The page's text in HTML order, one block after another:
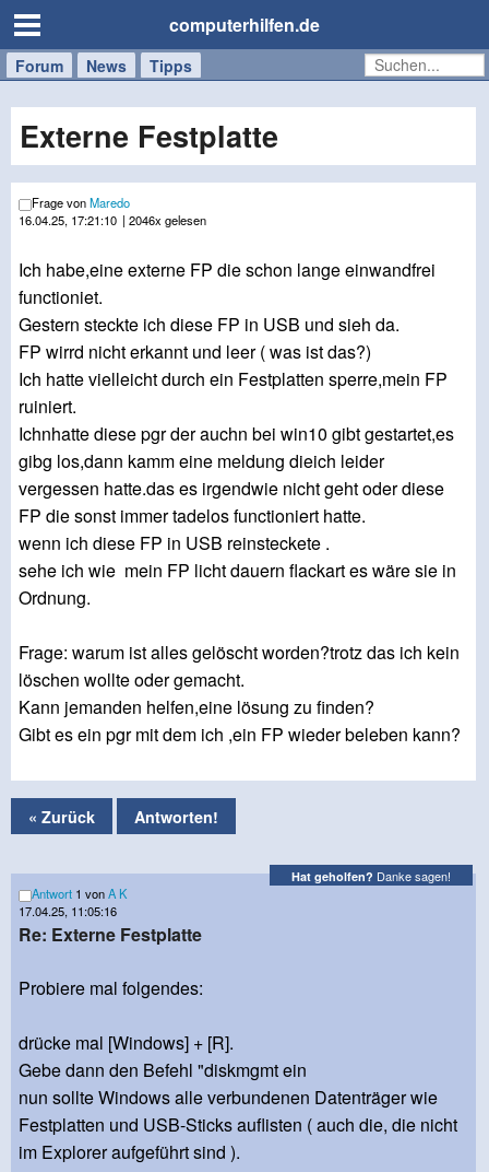
computerhilfen.de
Forum News Tipps
Handy
Tablet
Windows
Mac
Externe Festplatte
Frage vonMaredo
16.04.25, 17:21:10 | 2046x gelesen
Ich habe,eine externe FP die schon lange einwandfrei
functioniet.
Gestern steckte ich diese FP in USB und sieh da.
FP wirrd nicht erkannt und leer ( was ist das?)
Ich hatte vielleicht durch ein Festplatten sperre,mein FP
ruiniert.
Ichnhatte diese pgr der auchn bei win10 gibt gestartet,es
gibg los,dann kamm eine meldung dieich leider
vergessen hatte.das es irgendwie nicht geht oder diese
FP die sonst immer tadelos functioniert hatte.
wenn ich diese FP in USB reinsteckete .
sehe ich wie mein FP licht dauern flackart es wäre sie in
Ordnung.
Frage: warum ist alles gelöscht worden?trotz das ich kein
löschen wollte oder gemacht.
Kann jemanden helfen,eine lösung zu finden?
Gibt es ein pgr mit dem ich ,ein FP wieder beleben kann?
« Zurück Antworten!
Hat geholfen? Danke sagen!
Antwort 1 vonA K
17.04.25, 11:05:16
Re: Externe Festplatte
Probiere mal folgendes:
drücke mal [Windows] + [R].
Gebe dann den Befehl "diskmgmt ein
nun sollte Windows alle verbundenen Datenträger wie
Festplatten und USB-Sticks auflisten ( auch die, die nicht
im Explorer aufgeführt sind ).